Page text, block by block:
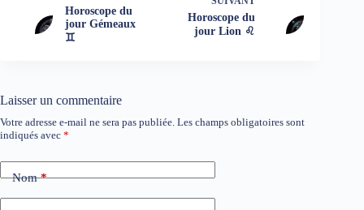
Horoscope du
jour Gémeaux
♊
Horoscope du
jour Lion ♌
Laisser un commentaire
Votre adresse e-mail ne sera pas publiée. Les champs obligatoires sont
indiqués avec *
Nom*